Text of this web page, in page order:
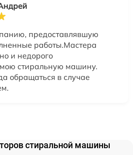
предоставлявшую
работы.Мастера
и недорого
стиральную машину.
обращаться в случае
стиральной машины